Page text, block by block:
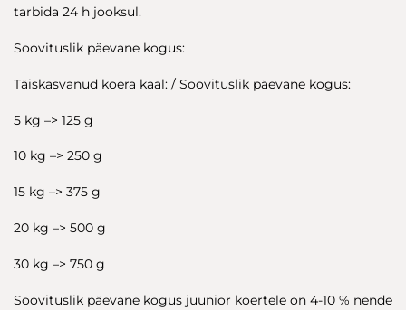
tarbida 24 h jooksul.
Soovituslik päevane kogus:
Täiskasvanud koera kaal: / Soovituslik päevane kogus:
5 kg –> 125 g
10 kg –> 250 g
15 kg –> 375 g
20 kg –> 500 g
30 kg –> 750 g
Soovituslik päevane kogus juunior koertele on 4-10 % nende